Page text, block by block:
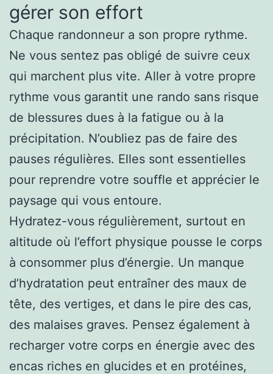
gérer son effort
Chaque randonneur a son propre rythme.
Ne vous sentez pas obligé de suivre ceux
qui marchent plus vite. Aller à votre propre
rythme vous garantit une rando sans risque
de blessures dues à la fatigue ou à la
précipitation. N’oubliez pas de faire des
pauses régulières. Elles sont essentielles
pour reprendre votre souffle et apprécier le
paysage qui vous entoure.
Hydratez-vous régulièrement, surtout en
altitude où l’effort physique pousse le corps
à consommer plus d’énergie. Un manque
d’hydratation peut entraîner des maux de
tête, des vertiges, et dans le pire des cas,
des malaises graves. Pensez également à
recharger votre corps en énergie avec des
encas riches en glucides et en protéines,